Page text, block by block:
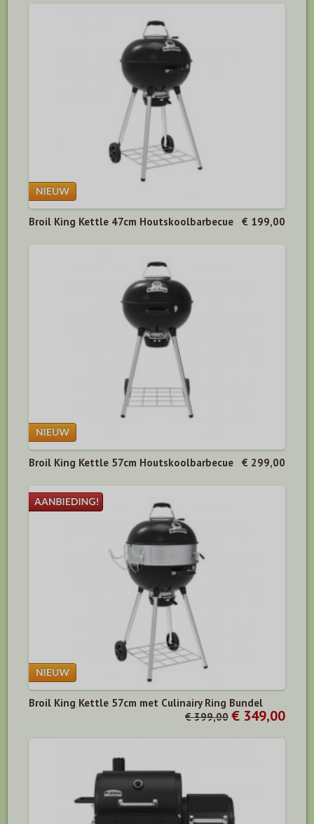
Broil King Kettle 47cm Houtskoolbarbecue € 199,00
Broil King Kettle 57cm Houtskoolbarbecue € 299,00
Broil King Kettle 57cm met Culinairy Ring Bundel
€ 399,00 € 349,00